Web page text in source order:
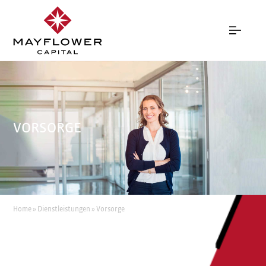
VORSORGE
Home » Dienstleistungen » Vorsorge